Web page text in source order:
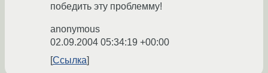
победить эту проблемму!
anonymous
02.09.2004 05:34:19 +00:00
Ссылка